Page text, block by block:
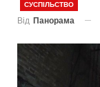
СУСПІЛЬСТВО
Від Панорама